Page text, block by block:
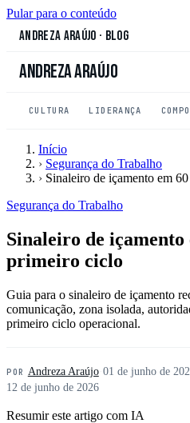
Pular para o conteúdo
Andreza Araújo · Blog
Andreza Araújo
CULTURA LIDERANÇA
Início
› Segurança do Trabalho
› Sinaleiro de içamento em
Segurança do Trabalho
Sinaleiro de içamento
primeiro ciclo
Guia para o sinaleiro de içamento
comunicação, zona isolada,
primeiro ciclo operacional.
POR Andreza Araújo· 01 de junho de
12 de junho de 2026
Resumir este artigo com IA